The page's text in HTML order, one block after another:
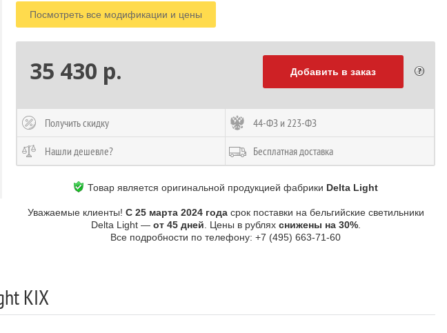
Посмотреть все модификации и цены
35 430 р. Добавить в заказ
Получить скидку 44-ФЗ и 223-ФЗ
Нашли дешевле? Бесплатная доставка
Товар является оригинальной продукцией фабрики Delta Light
Уважаемые клиенты! С 25 марта 2024 годасрок поставки на бельгийские светильники
Delta Light — от 45 дней . Цены в рублях снижены на 30%.
Все подробности по телефону: +7 (495) 663-71-60
KIX